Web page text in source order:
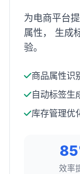
为电商平台
属性， 生成
验。
商品属性识
自动标签生
库存管理优
效率